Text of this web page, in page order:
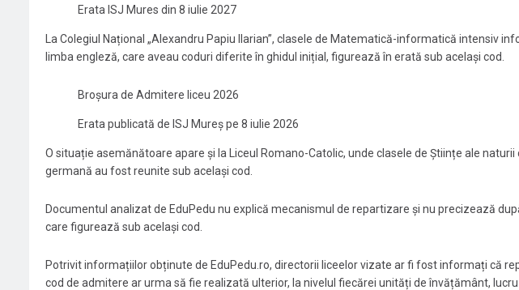
Erata ISJ Mures din 8 iulie 2027
La Colegiul Național „Alexandru Papiu Ilarian”, clasele de Matematică-informatică intensiv
limba engleză, care aveau coduri diferite în ghidul inițial, figurează în erată sub același cod.
Broșura de Admitere liceu 2026
Erata publicată de ISJ Mureș pe 8 iulie 2026
O situație asemănătoare apare și la Liceul Romano-Catolic, unde clasele de Științe ale
germană au fost reunite sub același cod.
Documentul analizat de EduPedu nu explică mecanismul de repartizare și nu precizează
care figurează sub același cod.
Potrivit informațiilor obținute de EduPedu.ro, directorii liceelor vizate ar fi fost informați că
cod de admitere ar urma să fie realizată ulterior, la nivelul fiecărei unități de învățământ,